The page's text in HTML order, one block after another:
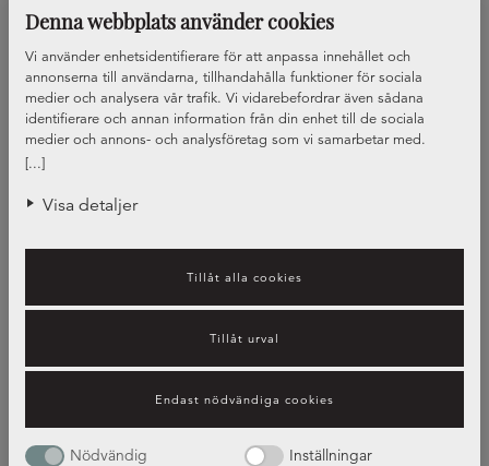
Denna webbplats använder cookies
[...]
Vi använder enhetsidentifierare för att anpassa innehållet och
annonserna till användarna, tillhandahålla funktioner för sociala
medier och analysera vår trafik. Vi vidarebefordrar även sådana
identifierare och annan information från din enhet till de sociala
medier och annons- och analysföretag som vi samarbetar med.
Dessa kan i sin tur kombinera informationen med annan information
använt deras tjänster.
Visa detaljer
Tillåt alla cookies
Tillåt urval
Endast nödvändiga cookies
Nödvändig
Inställningar
Vilket beslag passar dig?
Guide – beslag